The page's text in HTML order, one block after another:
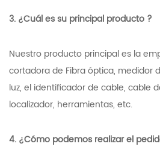
3. ¿Cuál es su principal producto ?
Nuestro producto principal es la
cortadora de Fibra óptica, medidor
luz, el identificador de cable, cable
localizador, herramientas, etc.
4. ¿Cómo podemos realizar el